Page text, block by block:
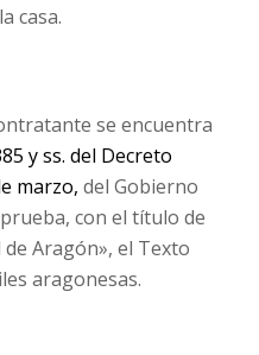
casa.
se encuentra
y ss. del Decreto
marzo, del Gobierno
con el título de
Aragón», el Texto
aragonesas.